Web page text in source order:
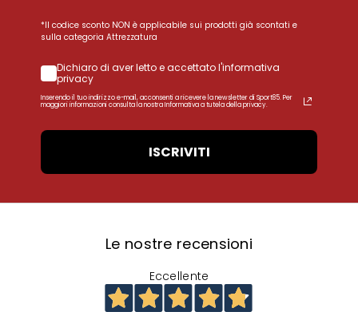
*Il codice sconto NON è applicabile sui prodotti già scontati e
sulla categoria Attrezzatura
Dichiaro di aver letto e accettato l'informativa
privacy
Inserendo il tuo indirizzo e-mail, acconsenti a ricevere la newsletter di Sport85. Per
maggiori informazioni consulta la nostra Informativa a tutela della privacy.
ISCRIVITI
Le nostre recensioni
Eccellente